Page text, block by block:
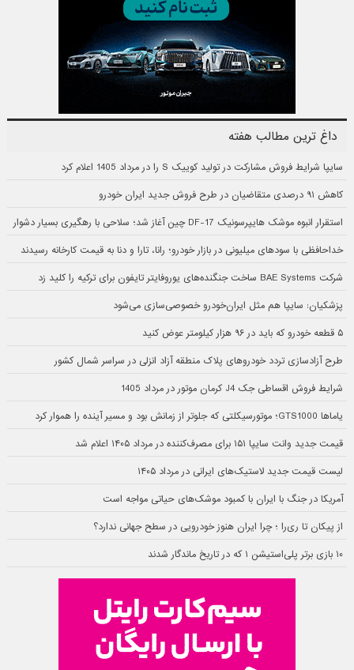
داغ ترین مطالب هفته
سایپا شرایط فروش مشارکت در تولید کوییک S را در مرداد 1405 اعلام کرد
کاهش ۹۱ درصدی متقاضیان در طرح فروش جدید ایران خودرو
استقرار انبوه موشک هایپرسونیک DF-17 چین آغاز شد؛ سلاحی با رهگیری بسیار دشوار
خداحافظی با سودهای میلیونی در بازار خودرو؛ رانا، تارا و دنا به قیمت کارخانه رسیدند
شرکت BAE Systems ساخت جنگنده‌های یوروفایتر تایفون برای ترکیه را کلید زد
پزشکیان: سایپا هم مثل ایران‌خودرو خصوصی‌سازی می‌شود
۵ قطعه خودرو که باید در ۹۶ هزار کیلومتر عوض کنید
طرح آزادسازی تردد خودروهای پلاک منطقه آزاد انزلی در سراسر شمال کشور
شرایط فروش اقساطی جک J4 کرمان موتور در مرداد 1405
یاماها GTS1000؛ موتورسیکلتی که جلوتر از زمانش بود و مسیر آینده را هموار کرد
قیمت جدید وانت سایپا ۱۵۱ برای مصرف‌کننده در مرداد ۱۴۰۵ اعلام شد
لیست قیمت جدید لاستیک‌های ایرانی در مرداد ۱۴۰۵
آمریکا در جنگ با ایران با کمبود موشک‌های حیاتی مواجه است
از پیکان تا ری‌را ؛ چرا ایران هنوز خودرویی در سطح جهانی ندارد؟
۱۰ بازی برتر پلی‌استیشن ۱ که در تاریخ ماندگار شدند